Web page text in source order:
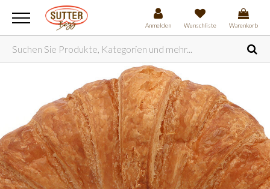
Anmelden Wunschliste Warenkorb